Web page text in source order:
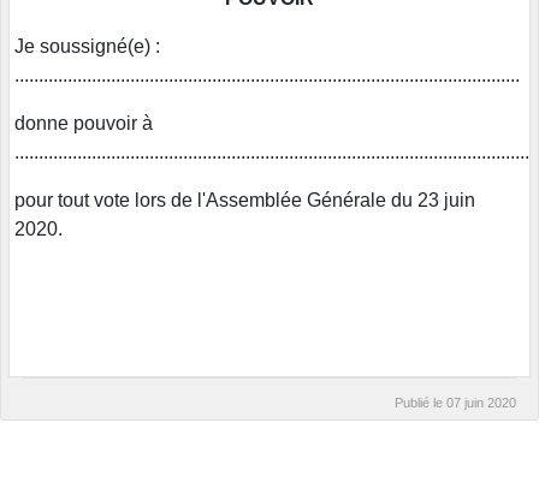
Je soussigné(e) :
.........................................................................................................
donne pouvoir à
...........................................................................................................
pour tout vote lors de l'Assemblée Générale du 23 juin
2020.
Publié le 07 juin 2020